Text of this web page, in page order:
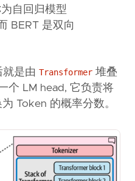
自回归模型
BERT 是双向
是由 Transformer 堆叠
个 LM head, 它负责将
Token 的概率分数。